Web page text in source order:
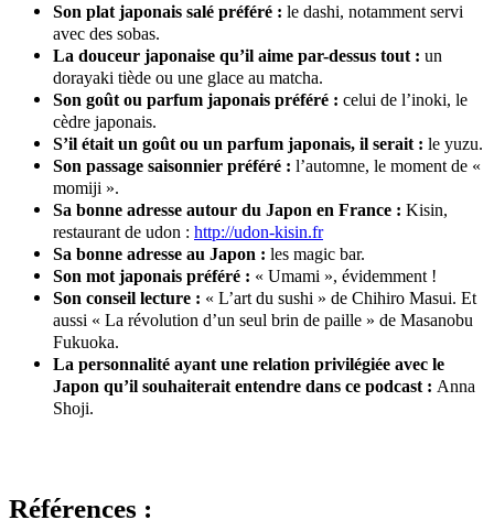
Son plat japonais salé préféré : le dashi, notamment servi
avec des sobas.
La douceur japonaise qu’il aime par-dessus tout : un
dorayaki tiède ou une glace au matcha.
Son goût ou parfum japonais préféré : celui de l’inoki, le
cèdre japonais.
S’il était un goût ou un parfum japonais, il serait : le yuzu.
Son passage saisonnier préféré : l’automne, le moment de «
momiji ».
Sa bonne adresse autour du Japon en France : Kisin,
restaurant de udon : http://udon-kisin.fr
Sa bonne adresse au Japon : les magic bar.
Son mot japonais préféré : « Umami », évidemment !
Son conseil lecture : « L’art du sushi » de Chihiro Masui. Et
aussi « La révolution d’un seul brin de paille » de Masanobu
Fukuoka.
La personnalité ayant une relation privilégiée avec le
Japon qu’il souhaiterait entendre dans ce podcast : Anna
Shoji.
Références :